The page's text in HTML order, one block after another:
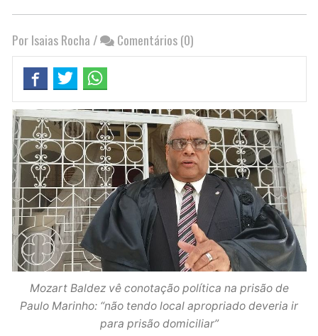
Por Isaias Rocha / Comentários (0)
Mozart Baldez vê conotação política na prisão de
Paulo Marinho: “não tendo local apropriado deveria ir
para prisão domiciliar”